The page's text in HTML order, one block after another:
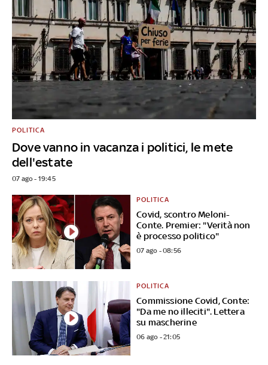
Dove vanno in vacanza i politici, le mete
dell'estate
POLITICA
07 ago - 19:45
Covid, scontro Meloni-
Conte. Premier: "Verità non
è processo politico"
POLITICA
07 ago - 08:56
Commissione Covid, Conte:
"Da me no illeciti". Lettera
su mascherine
POLITICA
06 ago - 21:05